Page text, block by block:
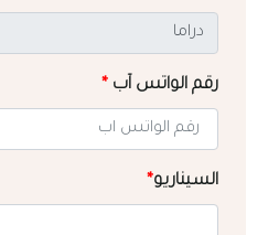
رقم الواتس آب *
السيناريو*